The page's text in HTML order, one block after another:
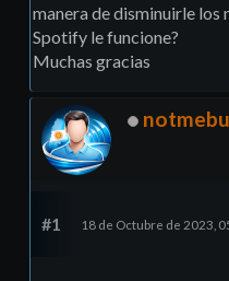
manera de disminuirle los
Spotify le funcione?
Muchas gracias
#1 18 de Octubre de 2023,